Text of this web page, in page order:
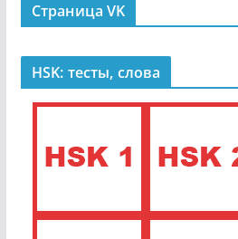
Страница VK
HSK: тесты, слова